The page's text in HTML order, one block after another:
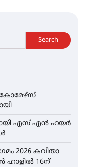
Search
എസ് എൻ ഹയർ
2026 കവിതാ
ഹാളിൽ 16ന്